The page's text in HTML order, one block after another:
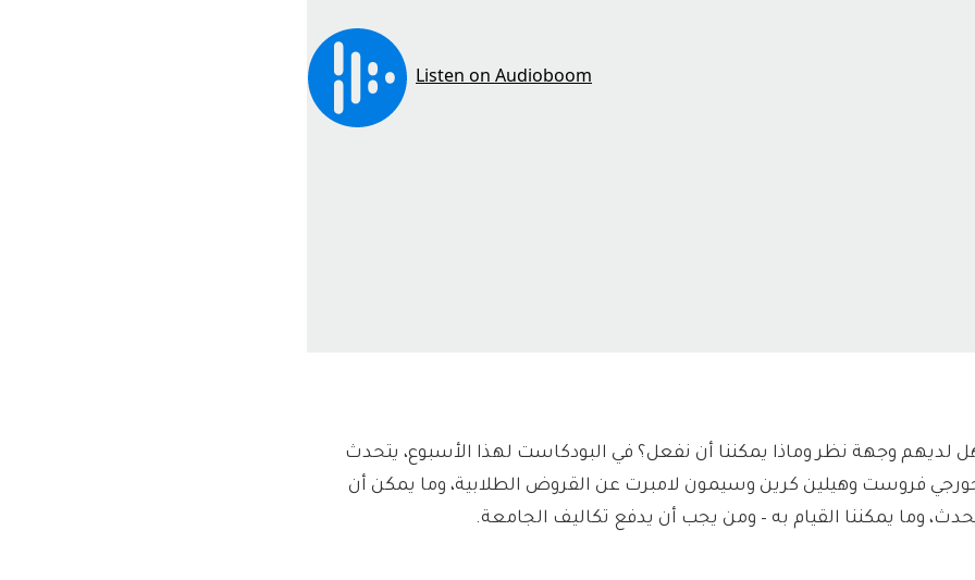
لديهم وجهة نظر وماذا يمكننا أن نفعل؟ في البودكاست لهذا الأسبوع، يتحدث
فروست وهيلين كرين وسيمون لامبرت عن القروض الطلابية، وما يمكن أن
وما يمكننا القيام به – ومن يجب أن يدفع تكاليف الجامعة.